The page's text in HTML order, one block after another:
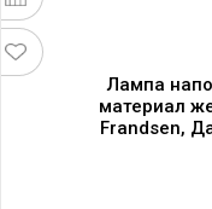
Лампа
материал
Frandsen,